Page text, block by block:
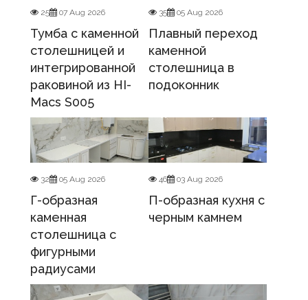
25 07 Aug 2026
Тумба с каменной
столешницей и
интегрированной
раковиной из HI-
Macs S005
35 05 Aug 2026
Плавный переход
каменной
столешница в
подоконник
32 05 Aug 2026
Г-образная
каменная
столешница с
фигурными
радиусами
46 03 Aug 2026
П-образная кухня с
черным камнем